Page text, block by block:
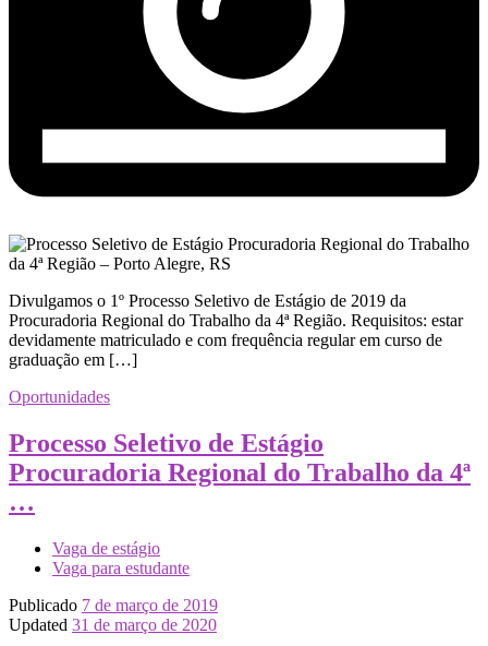
Divulgamos o 1º Processo Seletivo de Estágio de 2019 da
Procuradoria Regional do Trabalho da 4ª Região. Requisitos: estar
devidamente matriculado e com frequência regular em curso de
graduação em […]
Oportunidades
Processo Seletivo de Estágio
Procuradoria Regional do Trabalho da 4ª
…
Vaga de estágio
Vaga para estudante
Publicado 7 de março de 2019
Updated 31 de março de 2020